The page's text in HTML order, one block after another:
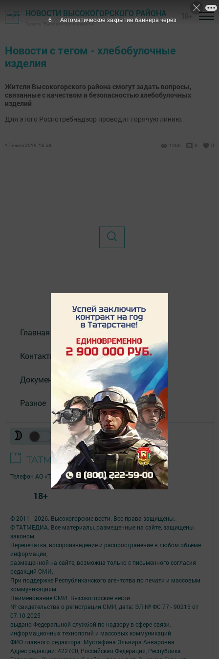
НОВОСТИ ВЫСОКОГОРСКОГО РАЙОНА
Газета "Высокогорские вести"
Новости с тегом - хлебобулочные
изделия
Жители Высокогорского района смогут задать вопросы,
связанные с качеством и безопасностью хлебобулочных
изделий
Для этого Роспотребнадзор проводит горячую линию.
17 июня 2019, 16:58 1266 0 0
Главная
Контакты
Документы
Разное
© 2011 - 2026. Высокогорские вести. Все права защищены.
© ТАТМЕДИА. Все материалы, размещенные на сайте, защищены
законом.
Перепечатка, воспроизведение и распространение в любом объеме
информации,
размещенной на сайте, возможна только с письменного согласия
редакций СМИ.
При поддержке Республиканского агентства по печати и массовым
коммуникациям.
Наименование СМИ: Высокогорские вести
№ свидетельства о регистрации СМИ, дата: ЭЛ № ФС 77 - 90215 от
07.10.2025
выдано Федеральной службой по надзору в сфере связи,
информационных технологий и массовых коммуникаций
ФИО главного редактора: Мустафина Эльвира Анваровна
Адрес редакции: 422700, Российская Федерация, Республика
Телефон АО «ТАТМЕДИА»:(843) 222 09 84
18+
6 Автоматическое закрытие баннера через